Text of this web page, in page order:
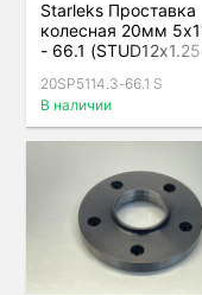
Starleks Проставка
колесная 20мм
- 66.1
20SP5114.3-66.1 S
В наличии